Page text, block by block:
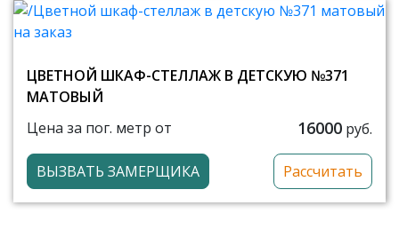
ЦВЕТНОЙ ШКАФ-СТЕЛЛАЖ В ДЕТСКУЮ №371
МАТОВЫЙ
Цена за пог. метр от
16000 руб.
ВЫЗВАТЬ ЗАМЕРЩИКА Рассчитать